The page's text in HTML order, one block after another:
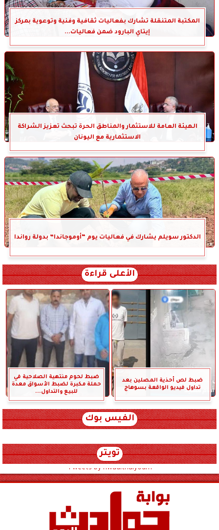
المكتبة المتنقلة تشارك بفعاليات ثقافية وفنية وتوعوية بمركز
إيتاي البارود ضمن فعاليات...
الهيئة العامة للاستثمار والمناطق الحرة تبحث تعزيز الشراكة
الاستثمارية مع اليونان
الدكتور سويلم يشارك في فعاليات يوم “أوموجاندا” بدولة رواندا
الأعلى قراءة
ضبط لص أحذية المصلين بعد
تداول فيديو الواقعة بسوهاج
ضبط لحوم منتهية الصلاحية في
حملة مكبرة لضبط الأسواق معدة
للبيع والتداول...
الفيس بوك
تويتر
Tweets by hwadithalyoum